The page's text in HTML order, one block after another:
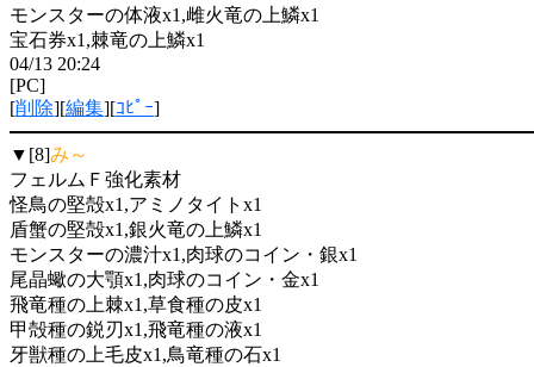
モンスターの体液x1,雌火竜の上鱗x1
宝石券x1,棘竜の上鱗x1
04/13 20:24
[PC]
[削除][編集][ｺﾋﾟｰ]
▼[8]み～
フェルムＦ強化素材
怪鳥の堅殻x1,アミノタイトx1
盾蟹の堅殻x1,銀火竜の上鱗x1
モンスターの濃汁x1,肉球のコイン・銀x1
尾晶蠍の大顎x1,肉球のコイン・金x1
飛竜種の上棘x1,草食種の皮x1
甲殻種の鋭刃x1,飛竜種の液x1
牙獣種の上毛皮x1,鳥竜種の石x1